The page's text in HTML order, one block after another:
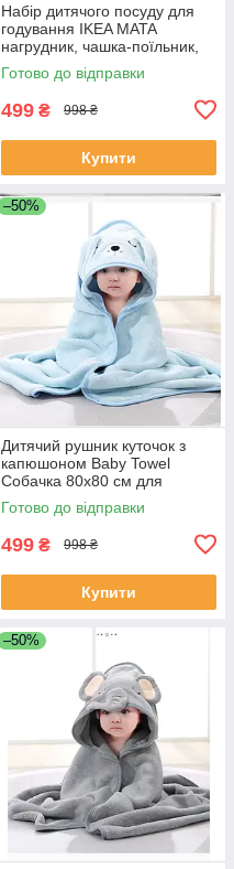
Набір дитячого посуду для
годування IKEA MATA
нагрудник, чашка-поїльник,
ложка, тарілка 400.848.61
Готово до відправки
499 ₴ 998 ₴
Купити
–50%
Дитячий рушник куточок з
капюшоном Baby Towel
Собачка 80x80 см для
купання немовлят блакитний
для хлопчика
Готово до відправки
499 ₴ 998 ₴
Купити
–50%